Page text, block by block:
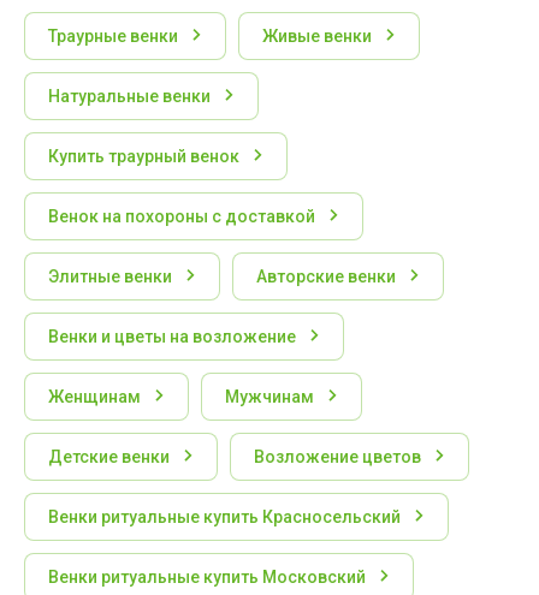
Траурные венки Живые венки
Натуральные венки
Купить траурный венок
Венок на похороны с доставкой
Элитные венки Авторские венки
Венки и цветы на возложение
Женщинам Мужчинам
Детские венки Возложение цветов
Венки ритуальные купить Красносельский
Венки ритуальные купить Московский